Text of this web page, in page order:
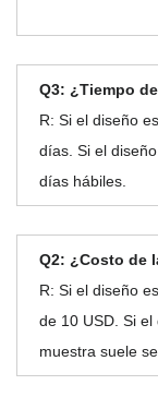
Q3: ¿Tiempo
R: Si el diseño
días. Si el
días hábiles.
Q2: ¿Costo de
R: Si el diseño
de 10 USD. Si
muestra suele